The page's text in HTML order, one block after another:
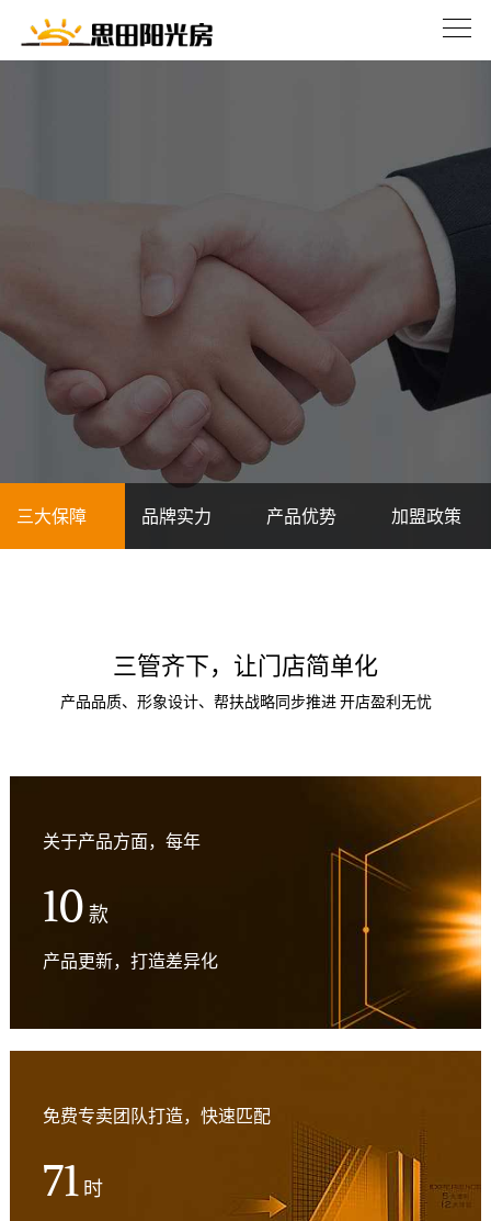
三大保障 品牌实力 产品优势 加盟政策
三管齐下，让门店简单化
产品品质、形象设计、帮扶战略同步推进 开店盈利无忧
关于产品方面，每年
10 款
产品更新，打造差异化
免费专卖团队打造，快速匹配
72时